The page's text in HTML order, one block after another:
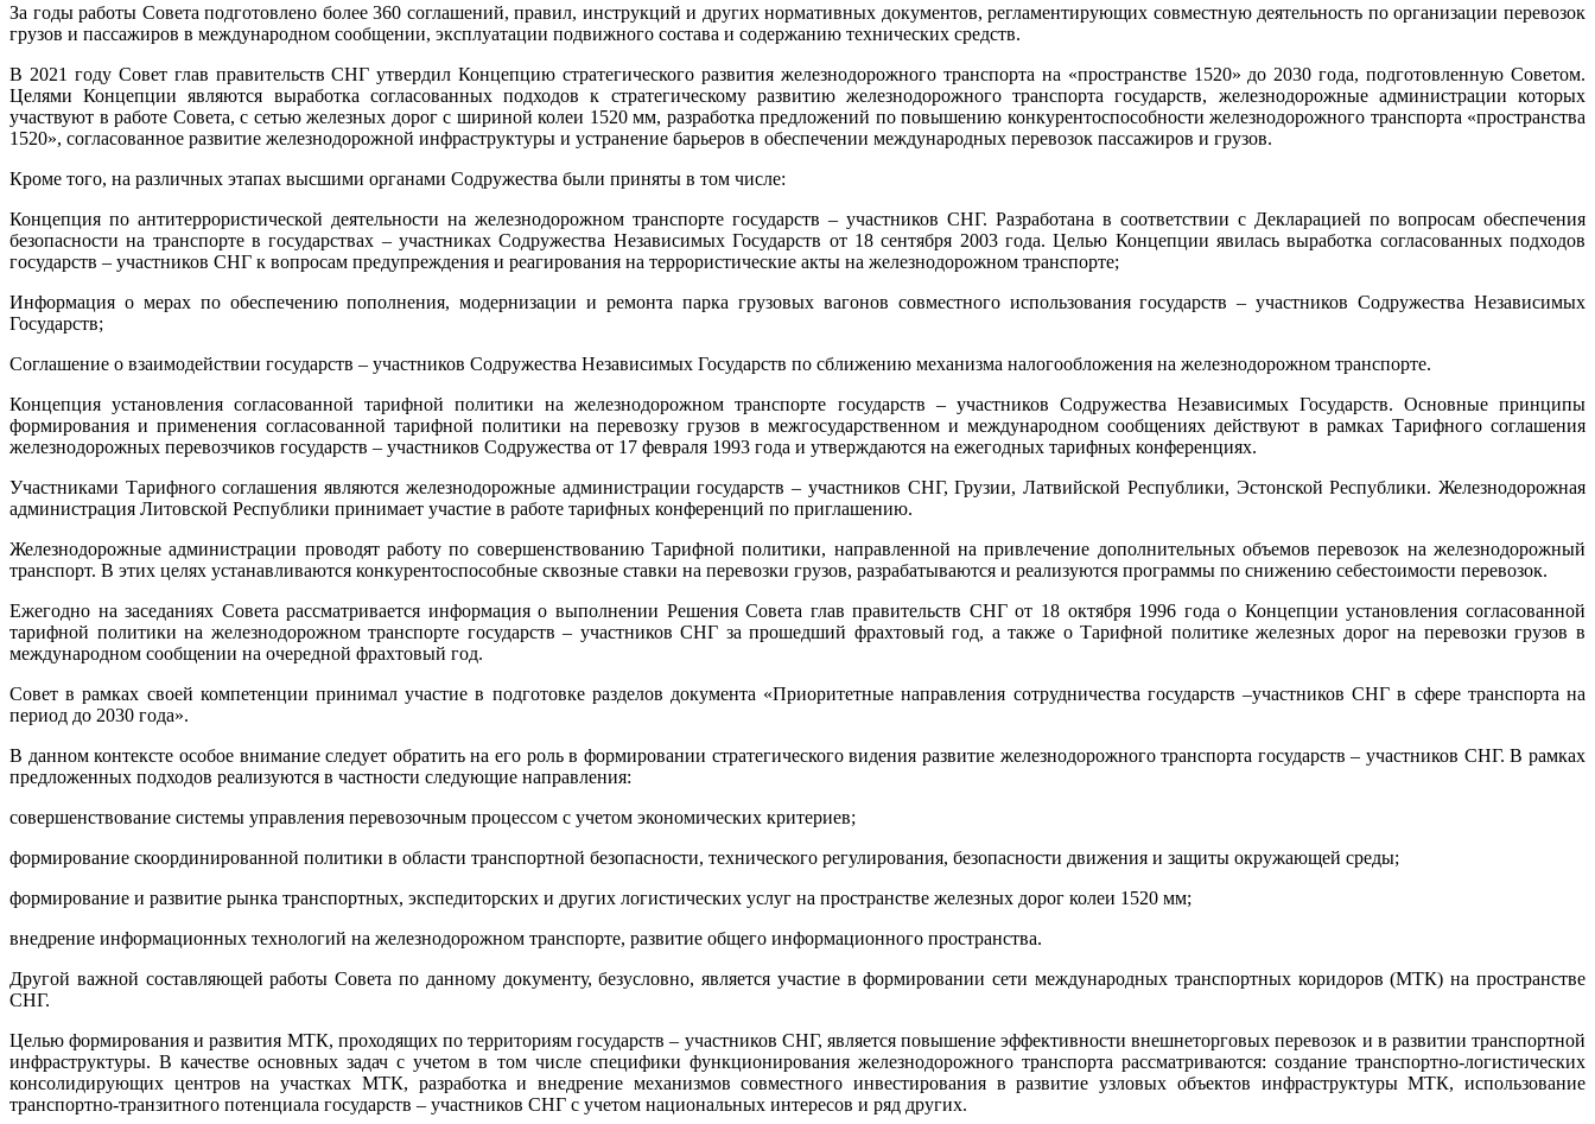
За годы работы Совета подготовлено более 360 соглашений, правил, инструкций и других нормативных документов, регламентирующих совместную деятельность по организации перевозок
грузов и пассажиров в международном сообщении, эксплуатации подвижного состава и содержанию технических средств.
В 2021 году Совет глав правительств СНГ утвердил Концепцию стратегического развития железнодорожного транспорта на «пространстве 1520» до 2030 года, подготовленную Советом.
Целями Концепции являются выработка согласованных подходов к стратегическому развитию железнодорожного транспорта государств, железнодорожные администрации которых
участвуют в работе Совета, с сетью железных дорог с шириной колеи 1520 мм, разработка предложений по повышению конкурентоспособности железнодорожного транспорта «пространства
1520», согласованное развитие железнодорожной инфраструктуры и устранение барьеров в обеспечении международных перевозок пассажиров и грузов.
Кроме того, на различных этапах высшими органами Содружества были приняты в том числе:
Концепция по антитеррористической деятельности на железнодорожном транспорте государств – участников СНГ. Разработана в соответствии с Декларацией по вопросам обеспечения
безопасности на транспорте в государствах – участниках Содружества Независимых Государств от 18 сентября 2003 года. Целью Концепции явилась выработка согласованных подходов
государств – участников СНГ к вопросам предупреждения и реагирования на террористические акты на железнодорожном транспорте;
Информация о мерах по обеспечению пополнения, модернизации и ремонта парка грузовых вагонов совместного использования государств – участников Содружества Независимых
Государств;
Соглашение о взаимодействии государств – участников Содружества Независимых Государств по сближению механизма налогообложения на железнодорожном транспорте.
Концепция установления согласованной тарифной политики на железнодорожном транспорте государств – участников Содружества Независимых Государств. Основные принципы
формирования и применения согласованной тарифной политики на перевозку грузов в межгосударственном и международном сообщениях действуют в рамках Тарифного соглашения
железнодорожных перевозчиков государств – участников Содружества от 17 февраля 1993 года и утверждаются на ежегодных тарифных конференциях.
Участниками Тарифного соглашения являются железнодорожные администрации государств – участников СНГ, Грузии, Латвийской Республики, Эстонской Республики. Железнодорожная
администрация Литовской Республики принимает участие в работе тарифных конференций по приглашению.
Железнодорожные администрации проводят работу по совершенствованию Тарифной политики, направленной на привлечение дополнительных объемов перевозок на железнодорожный
транспорт. В этих целях устанавливаются конкурентоспособные сквозные ставки на перевозки грузов, разрабатываются и реализуются программы по снижению себестоимости перевозок.
Ежегодно на заседаниях Совета рассматривается информация о выполнении Решения Совета глав правительств СНГ от 18 октября 1996 года о Концепции установления согласованной
тарифной политики на железнодорожном транспорте государств – участников СНГ за прошедший фрахтовый год, а также о Тарифной политике железных дорог на перевозки грузов в
международном сообщении на очередной фрахтовый год.
Совет в рамках своей компетенции принимал участие в подготовке разделов документа «Приоритетные направления сотрудничества государств –участников СНГ в сфере транспорта на
период до 2030 года».
В данном контексте особое внимание следует обратить на его роль в формировании стратегического видения развитие железнодорожного транспорта государств – участников СНГ. В рамках
предложенных подходов реализуются в частности следующие направления:
совершенствование системы управления перевозочным процессом с учетом экономических критериев;
формирование скоординированной политики в области транспортной безопасности, технического регулирования, безопасности движения и защиты окружающей среды;
формирование и развитие рынка транспортных, экспедиторских и других логистических услуг на пространстве железных дорог колеи 1520 мм;
внедрение информационных технологий на железнодорожном транспорте, развитие общего информационного пространства.
Другой важной составляющей работы Совета по данному документу, безусловно, является участие в формировании сети международных транспортных коридоров (МТК) на пространстве
СНГ.
Целью формирования и развития МТК, проходящих по территориям государств – участников СНГ, является повышение эффективности внешнеторговых перевозок и в развитии транспортной
инфраструктуры. В качестве основных задач с учетом в том числе специфики функционирования железнодорожного транспорта рассматриваются: создание транспортно-логистических
консолидирующих центров на участках МТК, разработка и внедрение механизмов совместного инвестирования в развитие узловых объектов инфраструктуры МТК, использование
транспортно-транзитного потенциала государств – участников СНГ с учетом национальных интересов и ряд других.